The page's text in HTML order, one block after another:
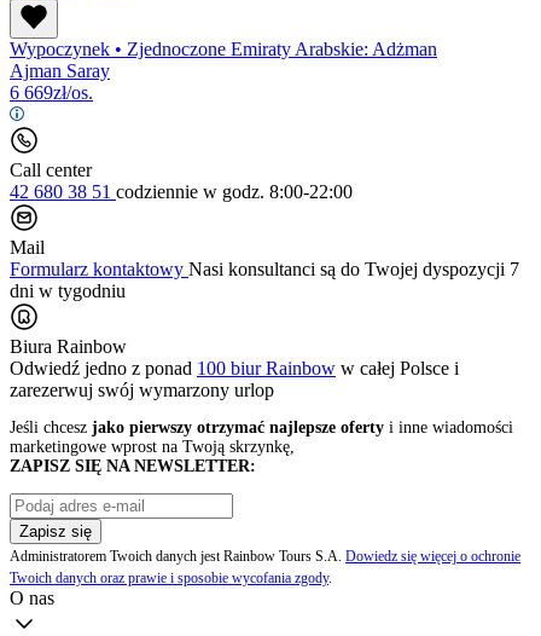
Wypoczynek • Zjednoczone Emiraty Arabskie: Adżman
Ajman Saray
6 669zł/os.
Call center
42 680 38 51 codziennie w godz. 8:00-22:00
Mail
Formularz kontaktowy Nasi konsultanci są do Twojej dyspozycji 7
dni w tygodniu
Biura Rainbow
Odwiedź jedno z ponad 100 biur Rainbow w całej Polsce i
zarezerwuj swój wymarzony urlop
Jeśli chcesz jako pierwszy otrzymać najlepsze oferty i inne wiadomości
marketingowe wprost na Twoją skrzynkę,
ZAPISZ SIĘ NA NEWSLETTER:
Zapisz się
Administratorem Twoich danych jest Rainbow Tours S.A. Dowiedz się więcej o ochronie
Twoich danych oraz prawie i sposobie wycofania zgody.
O nas